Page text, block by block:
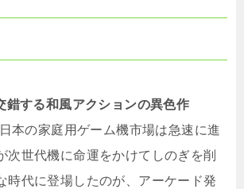
錯する和風アクションの異色作
本の家庭用ゲーム機市場は急速に進
次世代機に命運をかけてしのぎを削
時代に登場したのが、アーケード発